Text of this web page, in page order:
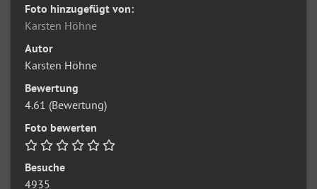
Foto hinzugefügt von:
Karsten Höhne
Autor
Karsten Höhne
Bewertung
4.61 (Bewertung)
Foto bewerten
Besuche
4935